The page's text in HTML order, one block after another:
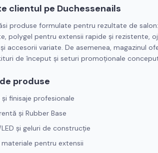
clientul pe Duchessenails
produse formulate pentru rezultate de
polygel pentru extensii rapide și rezistente,
accesorii variate. De asemenea, magazinul
de început și seturi promoționale
produse
finisaje profesionale
și Rubber Base
LED și geluri de construcție
materiale pentru extensii